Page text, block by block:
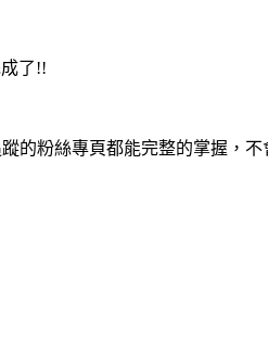
了!!
的粉絲專頁都能完整的掌握，不